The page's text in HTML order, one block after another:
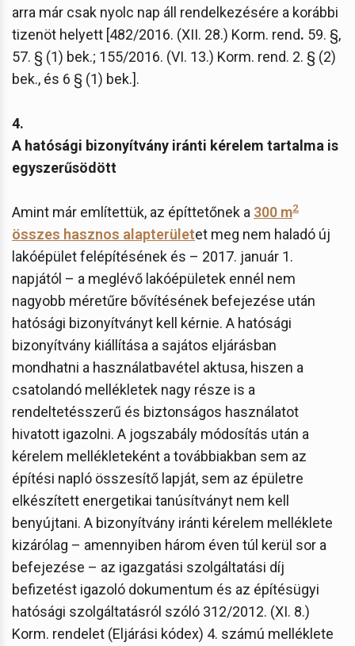
arra már csak nyolc nap áll rendelkezésére a korábbi
tizenöt helyett [482/2016. (XII. 28.) Korm. rend. 59. §,
57. § (1) bek.; 155/2016. (VI. 13.) Korm. rend. 2. § (2)
bek., és 6 § (1) bek.].
4.
A hatósági bizonyítvány iránti kérelem tartalma is
egyszerűsödött
Amint már említettük, az építtetőnek a 300 m2
összes hasznos alapterületet meg nem haladó új
lakóépület felépítésének és – 2017. január 1.
napjától – a meglévő lakóépületek ennél nem
nagyobb méretűre bővítésének befejezése után
hatósági bizonyítványt kell kérnie. A hatósági
bizonyítvány kiállítása a sajátos eljárásban
mondhatni a használatbavétel aktusa, hiszen a
csatolandó mellékletek nagy része is a
rendeltetésszerű és biztonságos használatot
hivatott igazolni. A jogszabály módosítás után a
kérelem mellékleteként a továbbiakban sem az
építési napló összesítő lapját, sem az épületre
elkészített energetikai tanúsítványt nem kell
benyújtani. A bizonyítvány iránti kérelem melléklete
kizárólag – amennyiben három éven túl kerül sor a
befejezése – az igazgatási szolgáltatási díj
befizetést igazoló dokumentum és az építésügyi
hatósági szolgáltatásról szóló 312/2012. (XI. 8.)
Korm. rendelet (Eljárási kódex) 4. számú melléklete